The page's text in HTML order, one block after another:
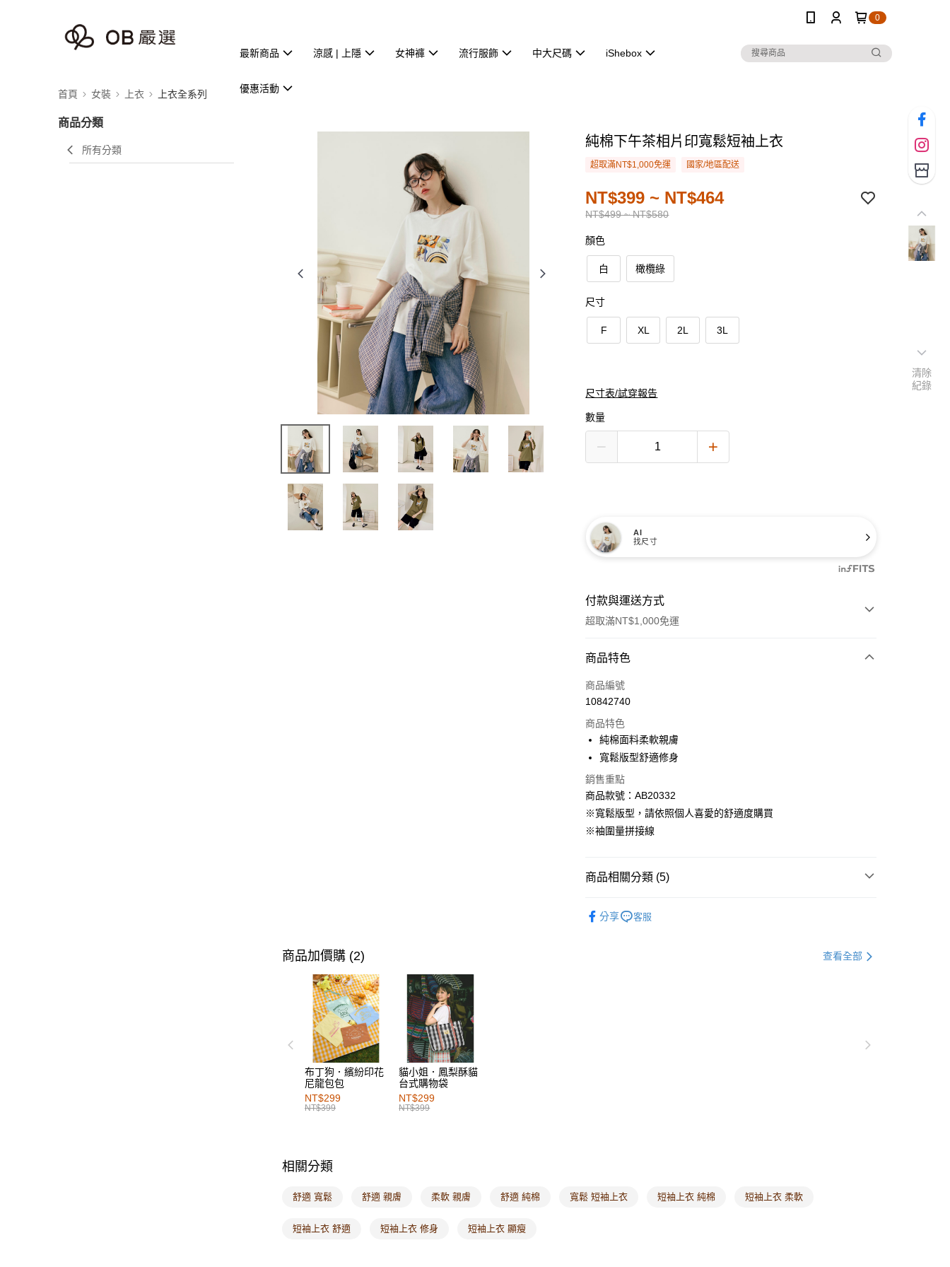
0
最新商品 涼感 | 上隱 女神褲 流行服飾 中大尺碼 iShebox
優惠活動
首頁 女裝 上衣 上衣全系列
商品分類
所有分類
純棉下午茶相片印寬鬆短袖上衣
超取滿NT$1,000免運 國家/地區配送
NT$499 ~ NT$580
NT$399 ~ NT$464
顏色
白 橄欖綠
尺寸
F XL 2L 3L
尺寸表/試穿報告
數量
AI
找尺寸
付款與運送方式
超取滿NT$1,000免運
付款方式
信用卡一次付款
超商取貨付款
LINE Pay
街口支付
運送方式
每筆NT$60，滿NT$1,000(含以上)免運費
每筆NT$60，滿NT$1,000(含以上)免運費
每筆NT$60，滿NT$1,000(含以上)免運費
商品特色
商品編號
10842740
商品特色
純棉面料柔軟親膚
寬鬆版型舒適修身
銷售重點
商品款號：AB20332
※寬鬆版型，請依照個人喜愛的舒適度購買
※袖圍量拼接線
商品相關分類 (5)
分享 客服
商品加價購 (2) 查看全部
布丁狗．繽紛印花
尼龍包包
NT$299
NT$399
貓小姐．鳳梨酥貓
台式購物袋
NT$299
NT$399
相關分類
舒適 寬鬆 舒適 親膚 柔軟 親膚 舒適 純棉 寬鬆 短袖上衣 短袖上衣 純棉 短袖上衣 柔軟
短袖上衣 舒適 短袖上衣 修身 短袖上衣 顯瘦
清除
紀錄